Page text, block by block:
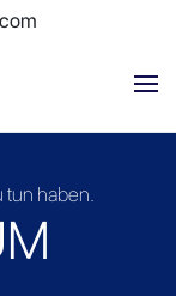
tun haben.